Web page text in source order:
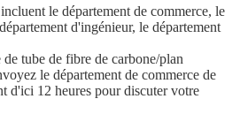
le département de commerce, le
d'ingénieur, le département
tube de fibre de carbone/plan
le département de commerce de
d'ici 12 heures pour discuter votre